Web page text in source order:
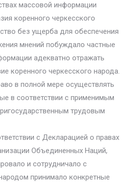
массовой информации
коренного черкесского
без ущерба для обеспечения
мнений побуждало частные
адекватно отражать
коренного черкесского народа.
в полной мере осуществлять
в соответствии с применимым
трудовым
с Декларацией о правах
Объединенных Наций,
и сотрудничало с
принимало конкретные